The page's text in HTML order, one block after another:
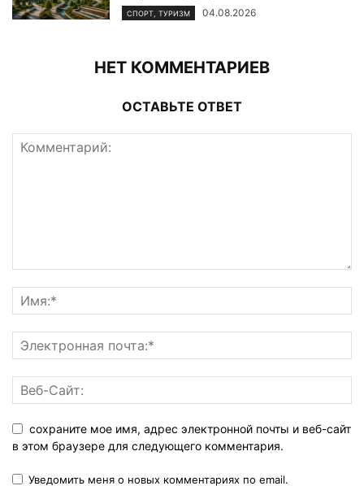
СПОРТ, ТУРИЗМ 04.08.2026
НЕТ КОММЕНТАРИЕВ
ОСТАВЬТЕ ОТВЕТ
сохраните мое имя, адрес электронной почты и веб-сайт
в этом браузере для следующего комментария.
Уведомить меня о новых комментариях по email.